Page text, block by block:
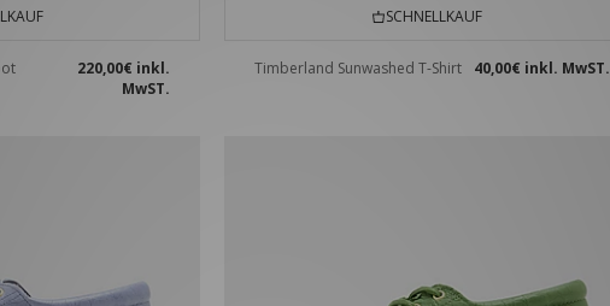
220,00€ inkl.
MwST.
SCHNELLKAUF
Timberland Sunwashed T-Shirt 40,00€ inkl. MwST.